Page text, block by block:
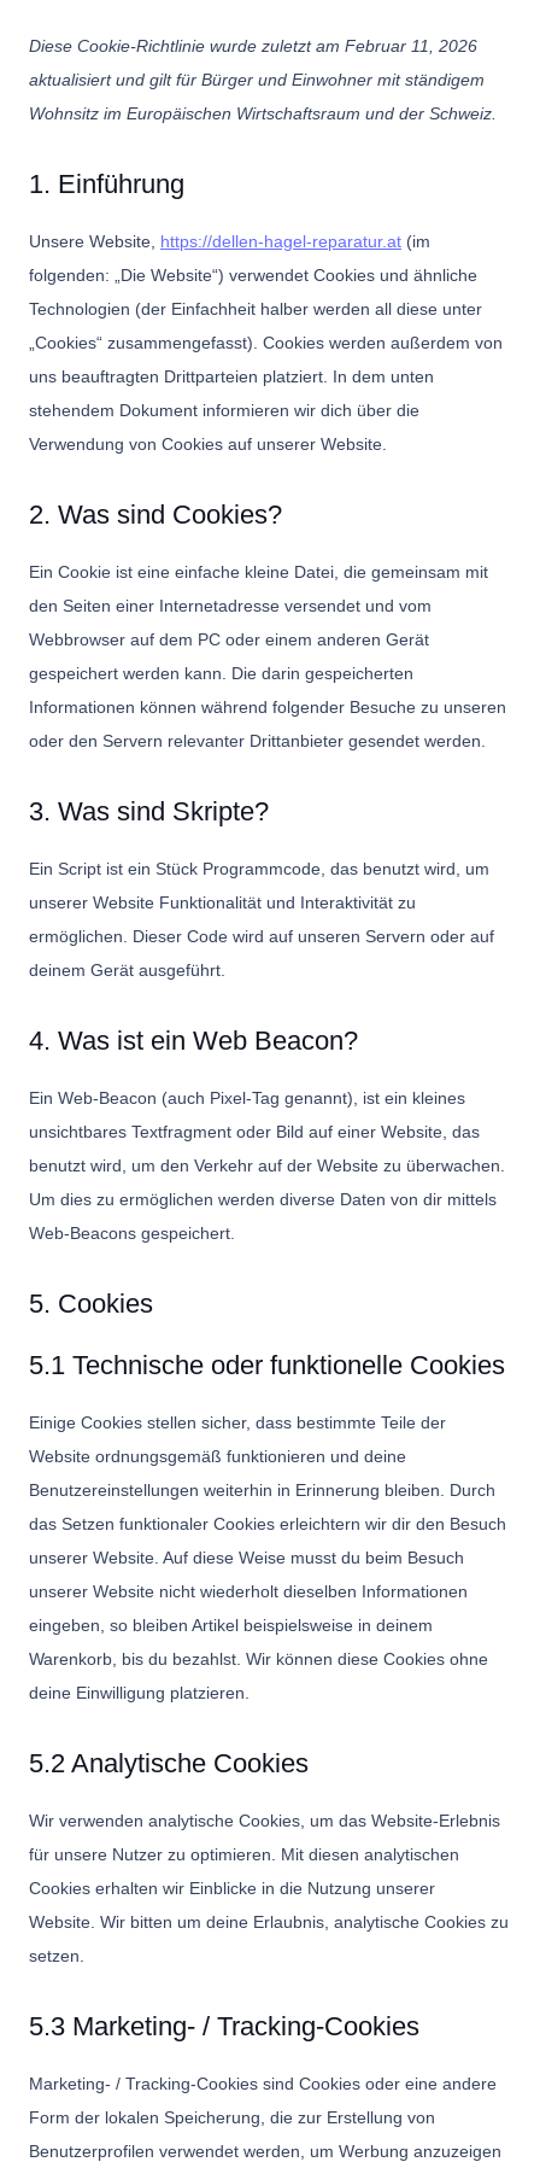
Diese Cookie-Richtlinie wurde zuletzt am Februar 11, 2026
aktualisiert und gilt für Bürger und Einwohner mit ständigem
Wohnsitz im Europäischen Wirtschaftsraum und der Schweiz.
1. Einführung
Unsere Website, https://dellen-hagel-reparatur.at (im
folgenden: „Die Website“) verwendet Cookies und ähnliche
Technologien (der Einfachheit halber werden all diese unter
„Cookies“ zusammengefasst). Cookies werden außerdem von
uns beauftragten Drittparteien platziert. In dem unten
stehendem Dokument informieren wir dich über die
Verwendung von Cookies auf unserer Website.
2. Was sind Cookies?
Ein Cookie ist eine einfache kleine Datei, die gemeinsam mit
den Seiten einer Internetadresse versendet und vom
Webbrowser auf dem PC oder einem anderen Gerät
gespeichert werden kann. Die darin gespeicherten
Informationen können während folgender Besuche zu unseren
oder den Servern relevanter Drittanbieter gesendet werden.
3. Was sind Skripte?
Ein Script ist ein Stück Programmcode, das benutzt wird, um
unserer Website Funktionalität und Interaktivität zu
ermöglichen. Dieser Code wird auf unseren Servern oder auf
deinem Gerät ausgeführt.
4. Was ist ein Web Beacon?
Ein Web-Beacon (auch Pixel-Tag genannt), ist ein kleines
unsichtbares Textfragment oder Bild auf einer Website, das
benutzt wird, um den Verkehr auf der Website zu überwachen.
Um dies zu ermöglichen werden diverse Daten von dir mittels
Web-Beacons gespeichert.
5. Cookies
5.1 Technische oder funktionelle Cookies
Einige Cookies stellen sicher, dass bestimmte Teile der
Website ordnungsgemäß funktionieren und deine
Benutzereinstellungen weiterhin in Erinnerung bleiben. Durch
das Setzen funktionaler Cookies erleichtern wir dir den Besuch
unserer Website. Auf diese Weise musst du beim Besuch
unserer Website nicht wiederholt dieselben Informationen
eingeben, so bleiben Artikel beispielsweise in deinem
Warenkorb, bis du bezahlst. Wir können diese Cookies ohne
deine Einwilligung platzieren.
5.2 Analytische Cookies
Wir verwenden analytische Cookies, um das Website-Erlebnis
für unsere Nutzer zu optimieren. Mit diesen analytischen
Cookies erhalten wir Einblicke in die Nutzung unserer
Website. Wir bitten um deine Erlaubnis, analytische Cookies zu
setzen.
5.3 Marketing- / Tracking-Cookies
Marketing- / Tracking-Cookies sind Cookies oder eine andere
Form der lokalen Speicherung, die zur Erstellung von
Benutzerprofilen verwendet werden, um Werbung anzuzeigen